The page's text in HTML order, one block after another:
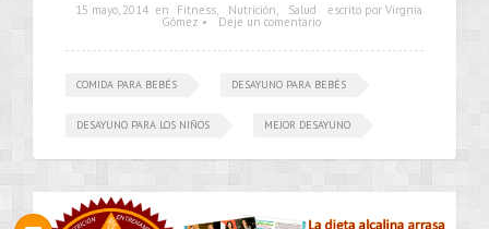
15 mayo, 2014 en Fitness, Nutrición Salud escrito por Virgnia
Gómez • Deje un comentario
COMIDA PARA BEBÉS DESAYUNO PARA BEBÉS
DESAYUNO PARA LOS NIÑOS MEJOR DESAYUNO